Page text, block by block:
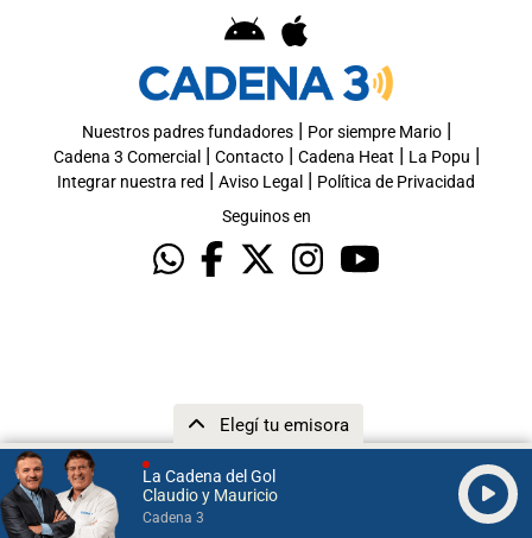
La Cadena del Gol
Claudio y Mauricio
Cadena 3
Elegí tu emisora
Nuestros padres fundadores| Por siempre Mario|
Cadena 3 Comercial | Contacto| Cadena Heat | La Popu |
Integrar nuestra red | Aviso Legal | Política de Privacidad
Seguinos en